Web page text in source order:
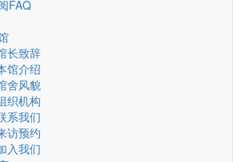
FAQ
长致辞
馆介绍
舍风貌
织机构
系我们
访预约
入我们